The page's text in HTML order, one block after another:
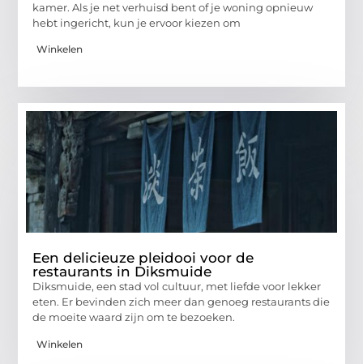
kamer. Als je net verhuisd bent of je woning opnieuw
hebt ingericht, kun je ervoor kiezen om
Winkelen
Een delicieuze pleidooi voor de
restaurants in Diksmuide
Diksmuide, een stad vol cultuur, met liefde voor lekker
eten. Er bevinden zich meer dan genoeg restaurants die
de moeite waard zijn om te bezoeken.
Winkelen